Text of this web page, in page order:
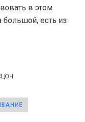
в этом
большой, есть из